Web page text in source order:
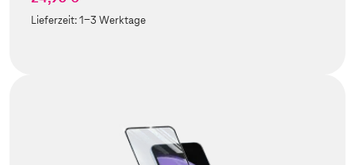
Lieferzeit:1-3 Werktage